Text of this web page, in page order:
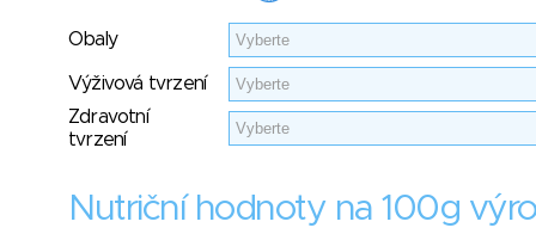
Obaly
Výživová tvrzení
Zdravotní
tvrzení
Nutriční hodnoty na 100g